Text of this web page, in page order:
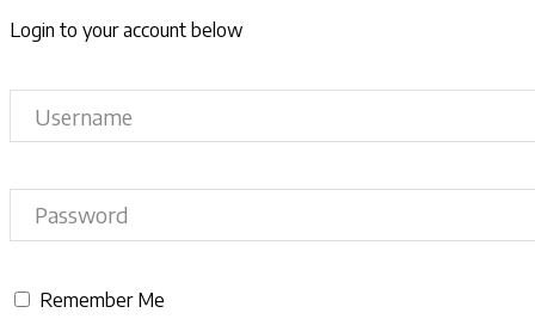
Login to your account below
Remember Me